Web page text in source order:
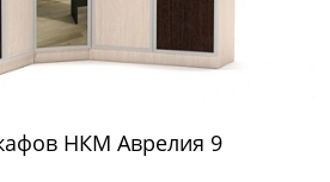
НКМ Аврелия 9